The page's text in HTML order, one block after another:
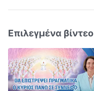
Επιλεγμένα βίντεο